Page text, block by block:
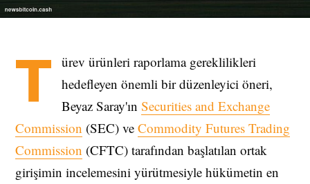
T ürev ürünleri raporlama gereklilikleri
hedefleyen önemli bir düzenleyici öneri,
Beyaz Saray'ın Securities and Exchange
Commission (SEC) ve Commodity Futures Trading
Commission (CFTC) tarafından başlatılan ortak
girişimin incelemesini yürütmesiyle hükümetin en